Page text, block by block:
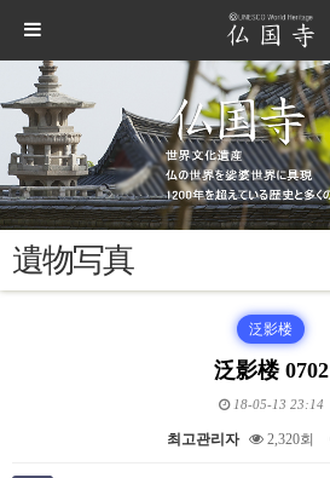
遺物写真
泛影楼
泛影楼 0702
18-05-13 23:14
최고관리자 2,320회